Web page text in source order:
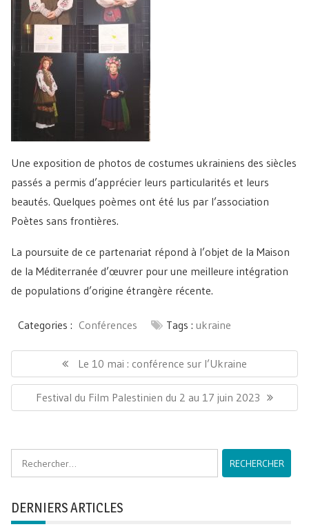
Une exposition de photos de costumes ukrainiens des siècles
passés a permis d’apprécier leurs particularités et leurs
beautés. Quelques poèmes ont été lus par l’association
Poètes sans frontières.
La poursuite de ce partenariat répond à l’objet de la Maison
de la Méditerranée d’œuvrer pour une meilleure intégration
de populations d’origine étrangère récente.
Categories : Conférences Tags : ukraine
l’article
Previous
post:
Le 10 mai : conférence sur l’Ukraine
Next
post:
Festival du Film Palestinien du 2 au 17 juin 2023
Rechercher :
DERNIERS ARTICLES